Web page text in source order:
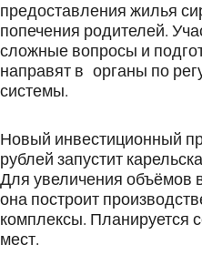
предоставления жилья
попечения родителей.
сложные вопросы и
направят в органы по
системы.
Новый инвестиционный
рублей запустит
Для увеличения объёмов
она построит
комплексы. Планируется
мест.